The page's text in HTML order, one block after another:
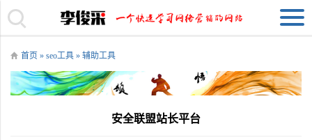
首页 » seo工具 » 辅助工具
安全联盟站长平台